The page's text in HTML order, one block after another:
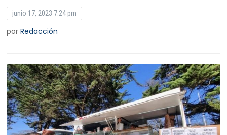
junio 17, 2023 7:24 pm
porRedacción